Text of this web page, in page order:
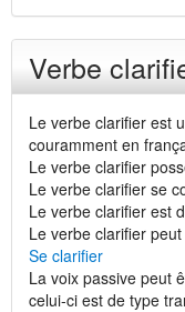
Verbe
Le verbe clarifier est
couramment en
Le verbe clarifier
Le verbe clarifier se
Le verbe clarifier est
Le verbe clarifier
Se clarifier
La voix passive peut
celui-ci est de type